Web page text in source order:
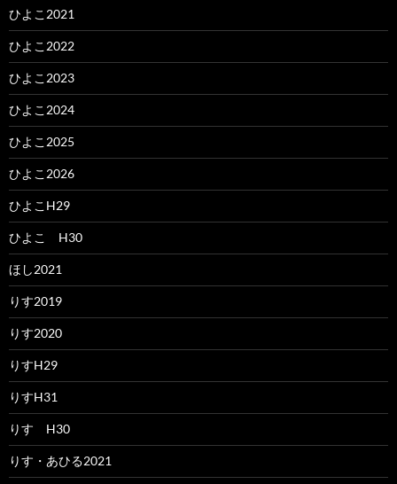
ひよこ2021
ひよこ2022
ひよこ2023
ひよこ2024
ひよこ2025
ひよこ2026
ひよこH29
ひよこ H30
ほし2021
りす2019
りす2020
りすH29
りすH31
りす H30
りす・あひる2021